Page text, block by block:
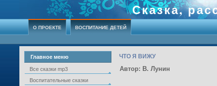
Сказка,
О ПРОЕКТЕ ВОСПИТАНИЕ ДЕТЕЙ
Главное меню
Все сказки mp3
Воспитательные сказки
ЧТО Я ВИЖУ
Автор: В. Лунин